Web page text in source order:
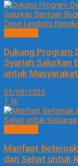
Dukung Program
Syariah Salurkan
untuk
03/08/2026
1.1k
Manfaat
dan Sehat untuk